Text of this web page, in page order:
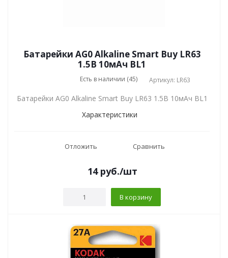
Батарейки AG0 Alkaline Smart Buy LR63
1.5В 10мАч BL1
Есть в наличии (45) Артикул: LR63
Батарейки AG0 Alkaline Smart Buy LR63 1.5В 10мАч BL1
Характеристики
Отложить Сравнить
14руб./шт
В корзину